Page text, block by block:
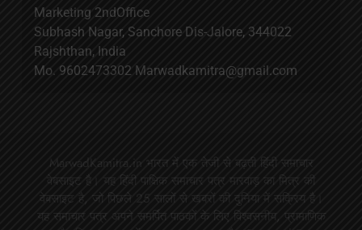
Marketing 2ndOffice
Subhash Nagar, Sanchore Dis-Jalore, 344022
Rajshthan, India
Mo. 9602473302 Marwadkamitra@gmail.com
MarwadKamitra.in भारत में एक तेजी से बढ़ती हिंदी समाचार
वेबसाइट है। यह हिंदी पाक्षिक समाचार पत्र मारवाड़ का मित्र की
वेबसाइट है, जो पिछले 25 सालों से खबरों की दुनिया में सक्रिय है।
यह समाचार पत्र अपने समर्पित पाठकों के लिए विश्वसनीय, प्रामाणिक